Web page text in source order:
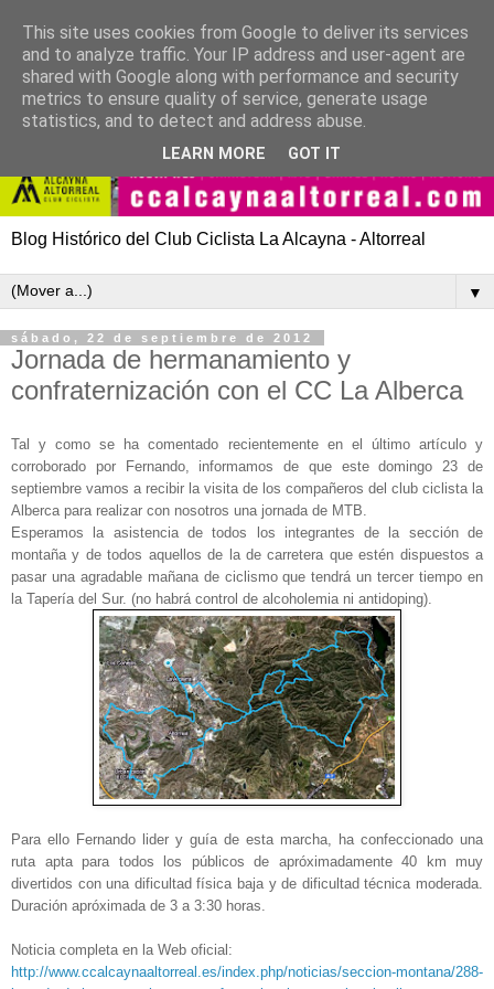
Blog Histórico del Club Ciclista La Alcayna - Altorreal
▼
sábado, 22 de septiembre de 2012
Jornada de hermanamiento y
confraternización con el CC La Alberca
Tal y como se ha comentado recientemente en el último artículo y
corroborado por Fernando, informamos de que este domingo 23 de
septiembre vamos a recibir la visita de los compañeros del club ciclista la
Alberca para realizar con nosotros una jornada de MTB.
Esperamos la asistencia de todos los integrantes de la sección de
montaña y de todos aquellos de la de carretera que estén dispuestos a
pasar una agradable mañana de ciclismo que tendrá un tercer tiempo en
la Tapería del Sur. (no habrá control de alcoholemia ni antidoping).
Para ello Fernando lider y guía de esta marcha, ha confeccionado una
ruta apta para todos los públicos de apróximadamente 40 km muy
divertidos con una dificultad física baja y de dificultad técnica moderada.
Duración apróximada de 3 a 3:30 horas.
Noticia completa en la Web oficial:
http://www.ccalcaynaaltorreal.es/index.php/noticias/seccion-montana/288-
This site uses cookies from Google to deliver its services
and to analyze traffic. Your IP address and user-agent are
shared with Google along with performance and security
metrics to ensure quality of service, generate usage
statistics, and to detect and address abuse.
LEARN MORE GOT IT